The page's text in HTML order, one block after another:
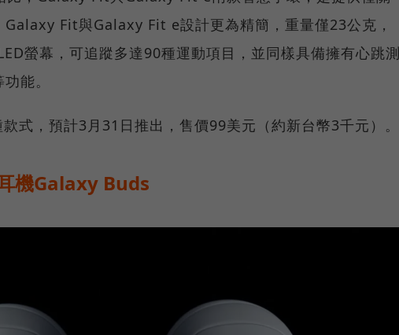
Galaxy Fit與Galaxy Fit e設計更為精簡，重量僅23公克，
螢幕，可追蹤多達90種運動項目，並同樣具備擁有心跳
能。
式，預計3月31日推出，售價99美元（約新台幣3千元）。
機Galaxy Buds